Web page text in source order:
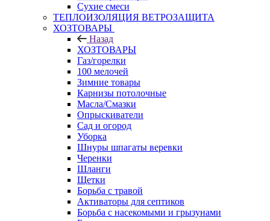
Сухие смеси
ТЕПЛОИЗОЛЯЦИЯ ВЕТРОЗАЩИТА
ХОЗТОВАРЫ
Назад
ХОЗТОВАРЫ
Газ/горелки
100 мелочей
Зимние товары
Карнизы потолочные
Масла/Смазки
Опрыскиватели
Сад и огород
Уборка
Шнуры шпагаты веревки
Черенки
Шланги
Щетки
Борьба с травой
Активаторы для септиков
Борьба с насекомыми и грызунами